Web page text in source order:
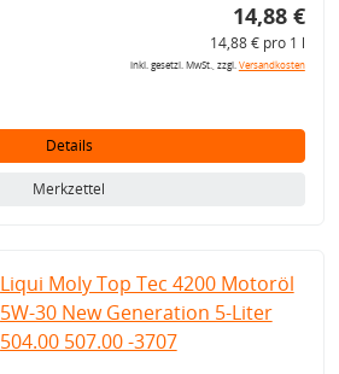
14,88 €
14,88 € pro 1 l
inkl. gesetzl. MwSt., zzgl.Versandkosten
Details
Merkzettel
Liqui Moly Top Tec 4200 Motoröl
5W-30 New Generation 5-Liter
504.00 507.00 -3707